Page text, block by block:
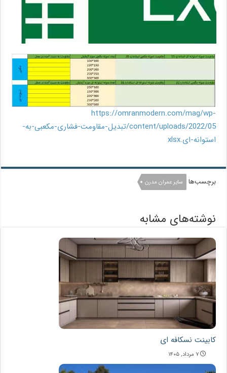
https://omranmodern.com/mag/wp-
content/uploads/2022/05/تبدیل-مقاومت-فشاری-مکعبی-به-
استوانه-ای.xlsx
برچسب‌ها سایر عمران مدرن
نوشته‌های مشابه
کابینت نسکافه ای
۷ مرداد, ۱۴۰۵